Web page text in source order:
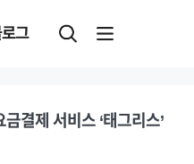
그
결제 서비스 ‘태그리스’